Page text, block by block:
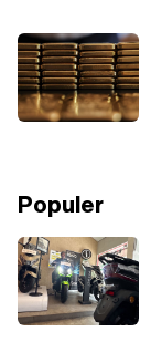
Populer